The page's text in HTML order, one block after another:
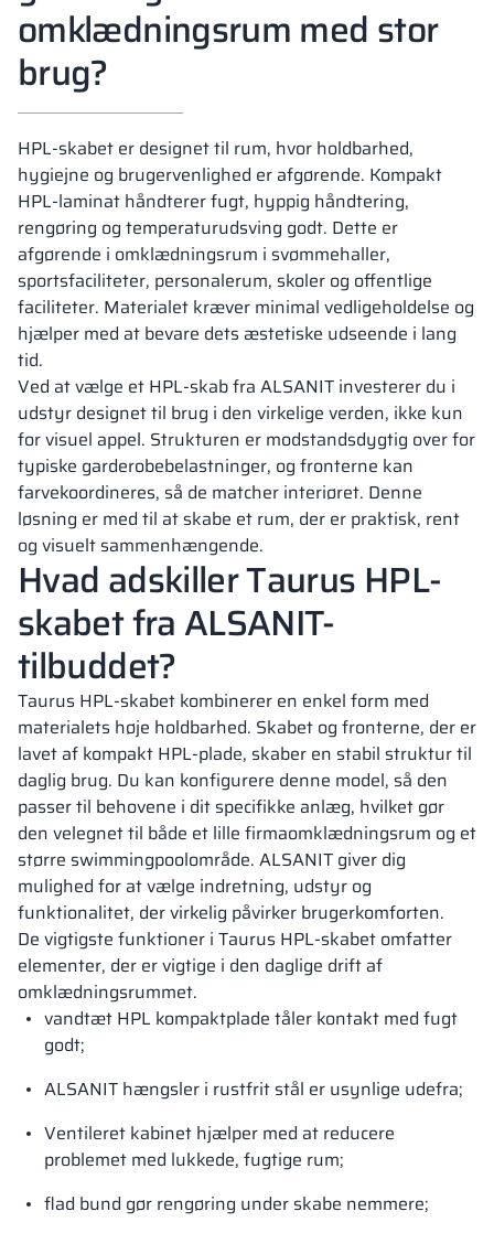
omklædningsrum med stor
brug?
HPL-skabet er designet til rum, hvor holdbarhed,
hygiejne og brugervenlighed er afgørende. Kompakt
HPL-laminat håndterer fugt, hyppig håndtering,
rengøring og temperaturudsving godt. Dette er
afgørende i omklædningsrum i svømmehaller,
sportsfaciliteter, personalerum, skoler og offentlige
faciliteter. Materialet kræver minimal vedligeholdelse og
hjælper med at bevare dets æstetiske udseende i lang
tid.
Ved at vælge et HPL-skab fra ALSANIT investerer du i
udstyr designet til brug i den virkelige verden, ikke kun
for visuel appel. Strukturen er modstandsdygtig over for
typiske garderobebelastninger, og fronterne kan
farvekoordineres, så de matcher interiøret. Denne
løsning er med til at skabe et rum, der er praktisk, rent
og visuelt sammenhængende.
Hvad adskiller Taurus HPL-
skabet fra ALSANIT-
tilbuddet?
Taurus HPL-skabet kombinerer en enkel form med
materialets høje holdbarhed. Skabet og fronterne, der er
lavet af kompakt HPL-plade, skaber en stabil struktur til
daglig brug. Du kan konfigurere denne model, så den
passer til behovene i dit specifikke anlæg, hvilket gør
den velegnet til både et lille firmaomklædningsrum og et
større swimmingpoolområde. ALSANIT giver dig
mulighed for at vælge indretning, udstyr og
funktionalitet, der virkelig påvirker brugerkomforten.
De vigtigste funktioner i Taurus HPL-skabet omfatter
elementer, der er vigtige i den daglige drift af
omklædningsrummet.
vandtæt HPL kompaktplade tåler kontakt med fugt
godt;
ALSANIT hængsler i rustfrit stål er usynlige udefra;
Ventileret kabinet hjælper med at reducere
problemet med lukkede, fugtige rum;
flad bund gør rengøring under skabe nemmere;